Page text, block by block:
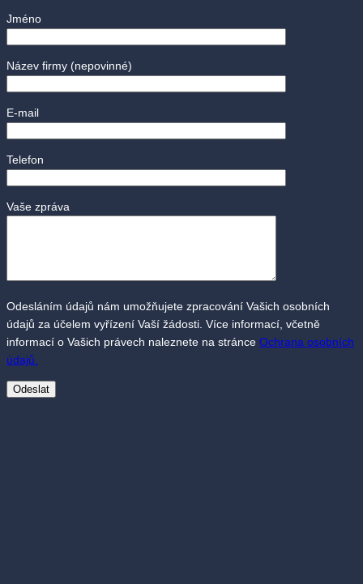
Jméno
Název firmy (nepovinné)
E-mail
Telefon
Vaše zpráva
Odesláním údajů nám umožňujete zpracování Vašich osobních
údajů za účelem vyřízení Vaší žádosti. Více informací, včetně
informací o Vašich právech naleznete na stránce Ochrana osobních
údajů.